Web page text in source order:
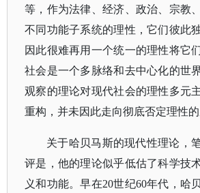
等，作为法律、经济、政治、宗教
不同功能子系统的理性，它们彼此
因此很难再用一个统一的理性将它
社会是一个多脉络和去中心化的世
观察的理论对现代社会的理性多元
重构，并未因此走向彻底否定理性的
关于哈贝马斯的现代性理论，
评是，他的理论似乎低估了科学技
义和功能。早在20世纪60年代，哈